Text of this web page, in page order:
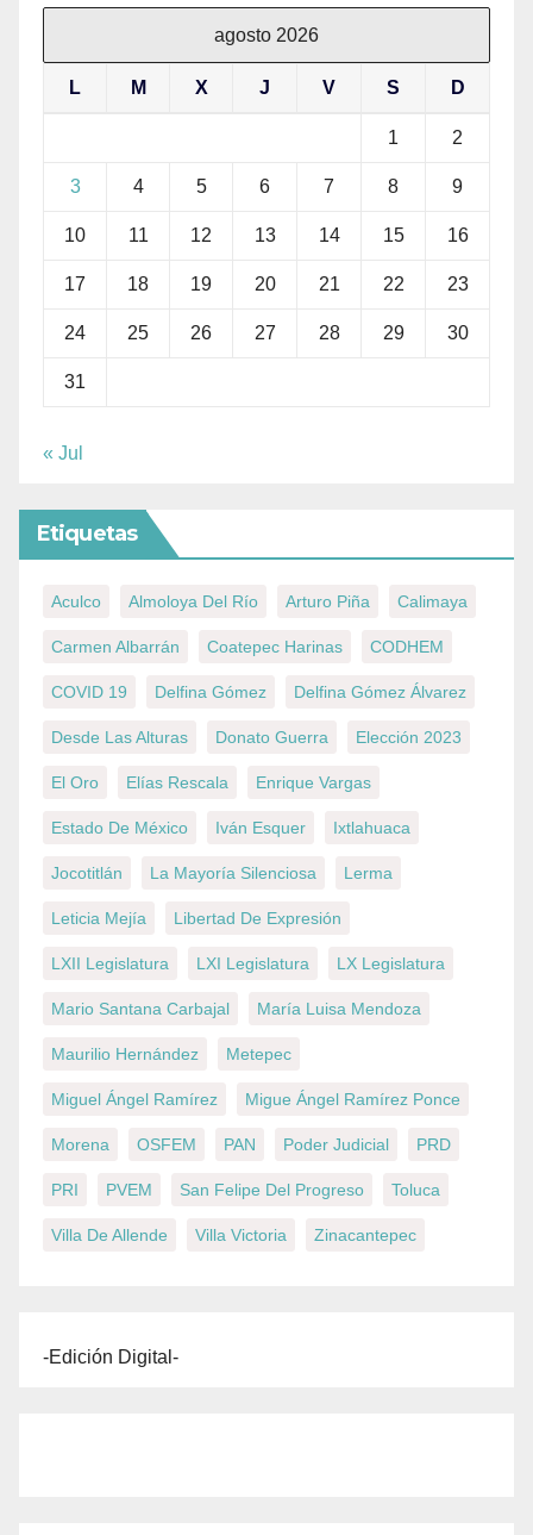
agosto 2026
L M X J V S D
1 2
3 4 5 6 7 8 9
10 11 12 13 14 15 16
17 18 19 20 21 22 23
24 25 26 27 28 29 30
31
« Jul
Etiquetas
Aculco Almoloya Del Río Arturo Piña Calimaya
Carmen Albarrán Coatepec Harinas CODHEM
COVID 19 Delfina Gómez Delfina Gómez Álvarez
Desde Las Alturas Donato Guerra Elección 2023
El Oro Elías Rescala Enrique Vargas
Estado De México Iván Esquer Ixtlahuaca
Jocotitlán La Mayoría Silenciosa Lerma
Leticia Mejía Libertad De Expresión
LXII Legislatura LXI Legislatura LX Legislatura
Mario Santana Carbajal María Luisa Mendoza
Maurilio Hernández Metepec
Miguel Ángel Ramírez Migue Ángel Ramírez Ponce
Morena OSFEM PAN Poder Judicial PRD
PRI PVEM San Felipe Del Progreso Toluca
Villa De Allende Villa Victoria Zinacantepec
-Edición Digital-